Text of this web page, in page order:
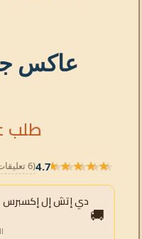
طلب
★★★★★
★★★★★
4.7(6 تعليقات)
🚚
دي إتش إل إكسبرس ←